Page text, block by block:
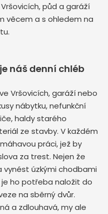
půd a garáží
věcem a s ohledem na
náš denní chléb
Vršovicích, garáží nebo
nábytku, nefunkční
haldy starého
ze stavby. V každém
práci, jež by
za trest. Nejen že
vynést úzkými chodbami
ho potřeba naložit do
na sběrný dvůr.
a zdlouhavá, my ale